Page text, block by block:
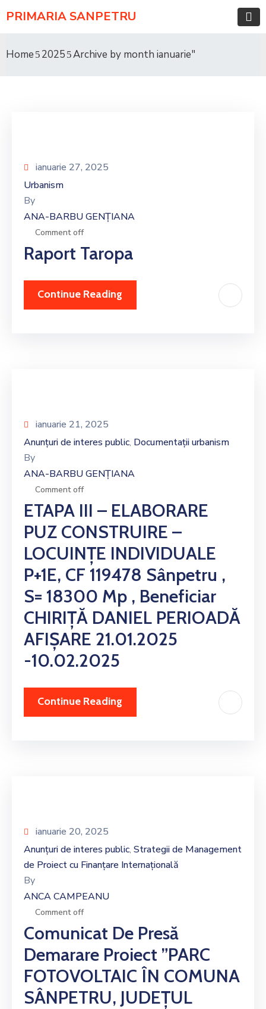
PRIMARIA SANPETRU
Home 2025 Archive by month ianuarie"
ianuarie 27, 2025
Urbanism
By
ANA-BARBU GENȚIANA
Comment off
Raport Taropa
Continue Reading
ianuarie 21, 2025
Anunțuri de interes public‚ Documentații urbanism
By
ANA-BARBU GENȚIANA
Comment off
ETAPA III – ELABORARE
PUZ CONSTRUIRE –
LOCUINȚE INDIVIDUALE
P+1E, CF 119478 Sânpetru ,
S= 18300 Mp , Beneficiar
CHIRIȚĂ DANIEL PERIOADĂ
AFIȘARE 21.01.2025
-10.02.2025
Continue Reading
ianuarie 20, 2025
Anunțuri de interes public‚ Strategii de Management
de Proiect cu Finanțare Internațională
By
ANCA CAMPEANU
Comment off
Comunicat De Presă
Demarare Proiect ”PARC
FOTOVOLTAIC ÎN COMUNA
SÂNPETRU, JUDEȚUL